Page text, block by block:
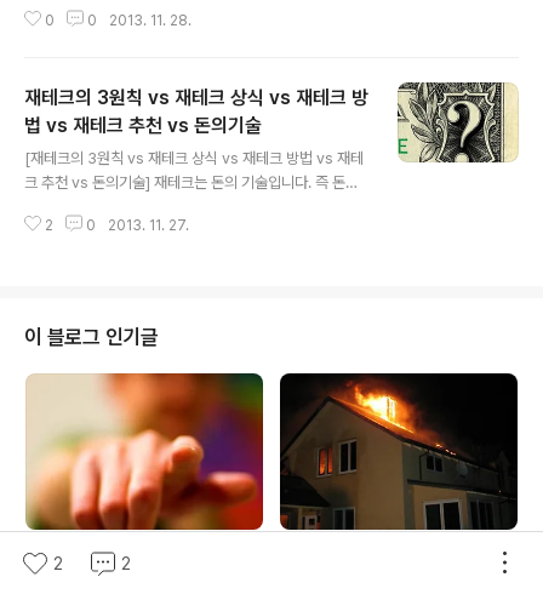
생활 이다. 국민연금이야 당연히 넣고 있지만 국민연금만
고 권유하고 있지만 김XX씨의 경우, 아이들 학원비도 버거
운 상황이라 연금가입은 불가능한 상황이며 김XX씨는 "노
후대비는 직장생활을 언제까지 할 수 있을 지 고민하는 것
이 전부"라며 "50세가 넘으면 자리에서 밀려나 회사를 떠
나는 선배들을 보고 있으면 나까지 불안하긴 하지만, 당장
뾰족한 수가 없어 걱정만 하고 있다"고 말했다. 경희대 신X
0 0 2013. 11. 28.
재테크의 3원칙 vs 재테크 상식 vs 재테크 방
법 vs 재테크 추천 vs 돈의기술
[재테크의 3원칙 vs 재테크 상식 vs 재테크 방법 vs 재테
크 추천 vs 돈의기술] 재테크는 돈의 기술입니다. 즉 돈을
다. 이것이 말로만 그치면 아무런 의미가 없겠지만 금융의
및 재테크 방법들을 정리하고 재테크 방법론으로 추천할만
한 돈의기술을 요약했습니다.] 오늘은 간단하지만 실질적
인 재테크 3원칙과 재테크 5법칙을 정리해 보고 궁극에 재
테크 상식과 재테크 방법론에도 해당되는 바, 재테크 기번
으로 추천해 드리기에도 하등의 모자람이 없을겁니다. 즉,
시사하는 바가 분명 있는 재테크 관..
2 0 2013. 11. 27.
이 블로그 인기글
머니야머니야, 당신 도데체 누구
야? 진짜야? 가짜야?
에어콘 필터청소 이후, 물기 안말
2 2